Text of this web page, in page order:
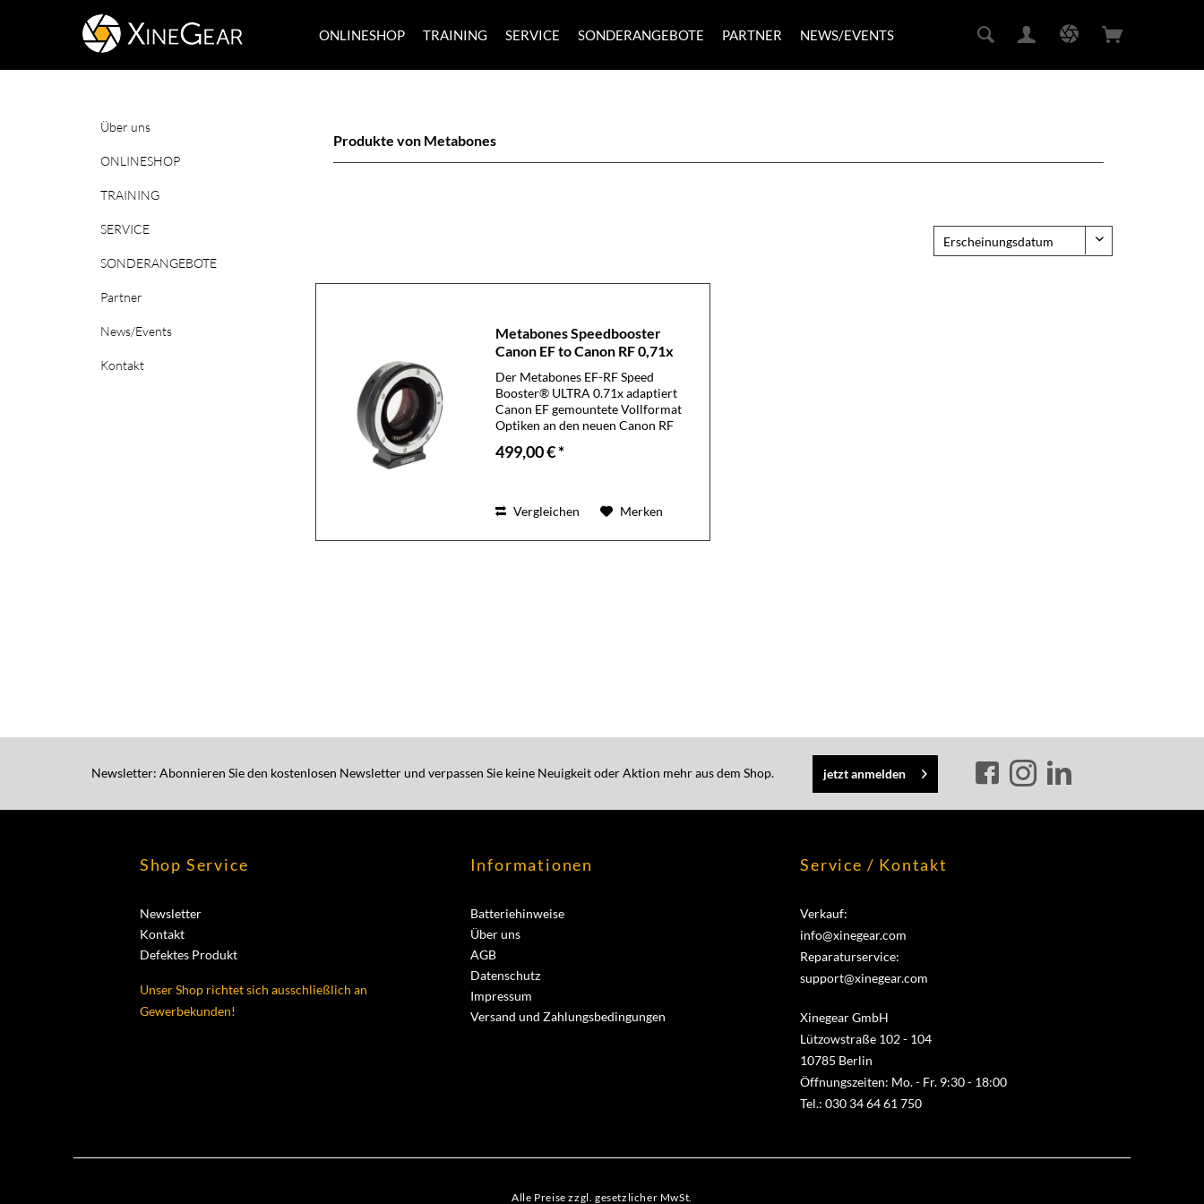
ONLINESHOP TRAINING SERVICE SONDERANGEBOTE PARTNER NEWS/EVENTS
Über uns
ONLINESHOP
TRAINING
SERVICE
SONDERANGEBOTE
Partner
News/Events
Kontakt
Produkte von Metabones
Metabones Speedbooster
Canon EF to Canon RF 0,71x
Der Metabones EF-RF Speed
Booster® ULTRA 0.71x adaptiert
Canon EF gemountete Vollformat
Optiken an den neuen Canon RF
Blende Lichtgewinn (max f/0.9)
499,00 € *
Vergleichen Merken
Newsletter: Abonnieren Sie den kostenlosen Newsletter und verpassen Sie keine Neuigkeit oder Aktion mehr aus dem Shop. jetzt anmelden
Shop Service
Newsletter
Kontakt
Defektes Produkt
Unser Shop richtet sich ausschließlich an
Gewerbekunden!
Informationen
Batteriehinweise
Über uns
AGB
Datenschutz
Impressum
Versand und Zahlungsbedingungen
Service / Kontakt
Verkauf:
info@xinegear.com
Reparaturservice:
support@xinegear.com
Xinegear GmbH
Lützowstraße 102 - 104
10785 Berlin
Öffnungszeiten: Mo. - Fr. 9:30 - 18:00
Tel.: 030 34 64 61 750
Alle Preise zzgl. gesetzlicher MwSt.